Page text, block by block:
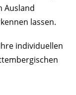
Ausland
lassen.
individuellen